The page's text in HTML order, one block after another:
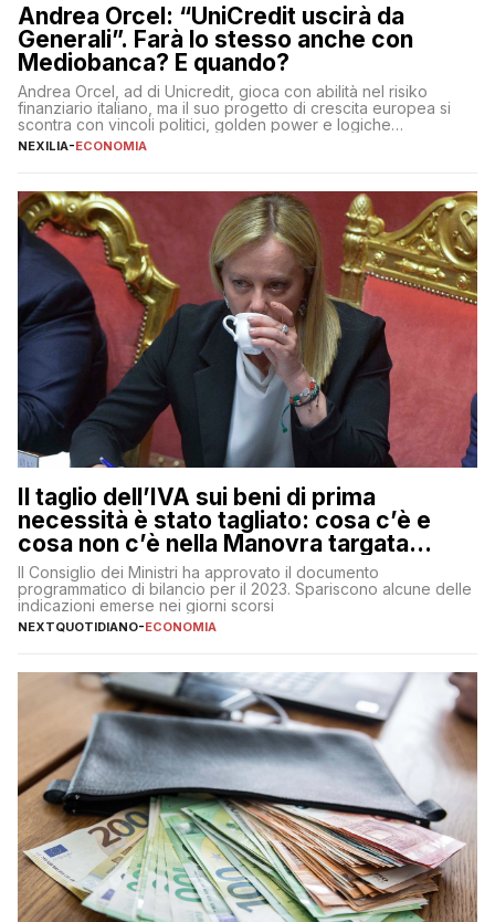
Andrea Orcel: “UniCredit uscirà da
Generali”. Farà lo stesso anche con
Mediobanca? E quando?
Andrea Orcel, ad di Unicredit, gioca con abilità nel risiko
finanziario italiano, ma il suo progetto di crescita europea si
scontra con vincoli politici, golden power e logiche
protezionistiche. Orcel e la mossa su Generali Andrea Orcel,
NEXILIA-ECONOMIA
Il taglio dell’IVA sui beni di prima
necessità è stato tagliato: cosa c’è e
cosa non c’è nella Manovra targata
Meloni
Il Consiglio dei Ministri ha approvato il documento
programmatico di bilancio per il 2023. Spariscono alcune delle
indicazioni emerse nei giorni scorsi
NEXTQUOTIDIANO-ECONOMIA